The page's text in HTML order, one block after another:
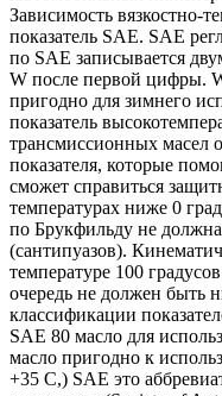
Зависимость вязкостно-
показатель SAE. SAE
по SAE записывается
W после первой цифры.
пригодно для зимнего
показатель
трансмиссионных масел
показателя, которые
сможет справиться
температурах ниже 0
по Брукфильду не
(сантипуазов).
температуре 100
очередь не должен быть
классификации
SAE 80 масло для
масло пригодно к
+35 С,) SAE это